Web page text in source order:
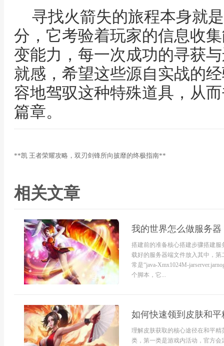
寻找火箭失的旅程本身就
分，它考验着玩家的信息收
变能力，每一次成功的寻获
就感，希望这些源自实战的
容地驾驭这种特殊道具，从
篇章。
**凯 王者荣耀攻略，双刃剑锋所向披靡的终极指南**
相关文章
我的世界怎么做服务
搭建前的准备核心搭建步骤搭建
载好的服务器端文件放入其中，
常是“java-Xmx1024M-
个脚本，它...
如何快速领到皮肤和
理解皮肤获取的核心途径在和平
类，第一类是游戏内活动，官方